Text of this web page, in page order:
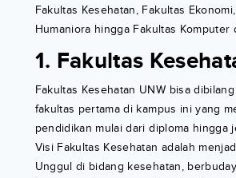
Fakultas Kesehatan, Fakultas
Humaniora hingga Fakultas Komputer
1. Fakultas
Fakultas Kesehatan UNW bisa
fakultas pertama di kampus ini yang
pendidikan mulai dari diploma hingga
Visi Fakultas Kesehatan adalah
Unggul di bidang kesehatan,